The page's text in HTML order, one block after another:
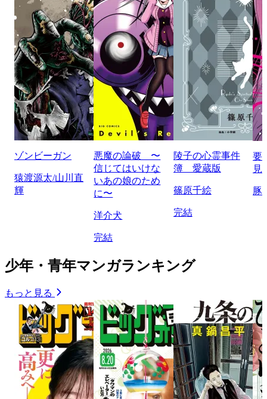
ゾンビーガン
猿渡源太/山川直
輝
悪魔の論破 〜
信じてはいけな
いあの娘のため
に〜
洋介犬
完結
陵子の心霊事件
簿 愛蔵版
篠原千絵
完結
要
見
豚
少年・青年マンガランキング
もっと見る